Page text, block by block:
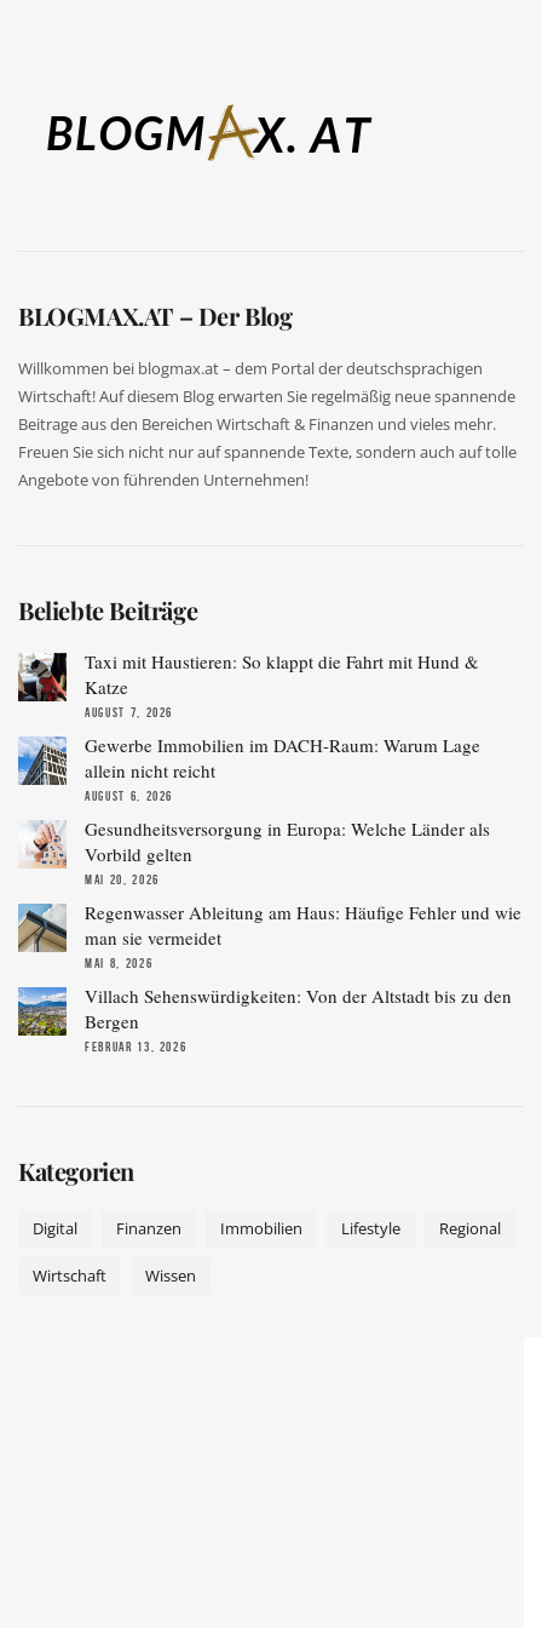
BLOGMAX.AT – Der Blog
Willkommen bei blogmax.at – dem Portal der deutschsprachigen
Wirtschaft! Auf diesem Blog erwarten Sie regelmäßig neue spannende
Beitrage aus den Bereichen Wirtschaft & Finanzen und vieles mehr.
Freuen Sie sich nicht nur auf spannende Texte, sondern auch auf tolle
Angebote von führenden Unternehmen!
Beliebte Beiträge
Taxi mit Haustieren: So klappt die Fahrt mit Hund &
Katze
AUGUST 7, 2026
Gewerbe Immobilien im DACH-Raum: Warum Lage
allein nicht reicht
AUGUST 6, 2026
Gesundheitsversorgung in Europa: Welche Länder als
Vorbild gelten
MAI 20, 2026
Regenwasser Ableitung am Haus: Häufige Fehler und wie
man sie vermeidet
MAI 8, 2026
Villach Sehenswürdigkeiten: Von der Altstadt bis zu den
Bergen
FEBRUAR 13, 2026
Kategorien
Digital Finanzen Immobilien Lifestyle Regional
Wirtschaft Wissen